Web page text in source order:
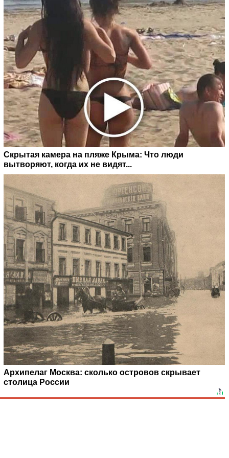
Скрытая камера на пляже Крыма: Что люди
вытворяют, когда их не видят...
Архипелаг Москва: сколько островов скрывает
столица России